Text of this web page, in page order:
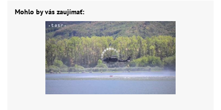
Mohlo by vás zaujímať: